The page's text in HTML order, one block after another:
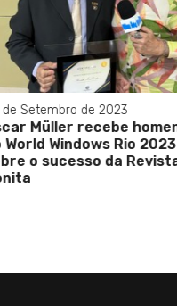
de 2023
recebe homenagem
Rio 2023 e fala
da Revista Mais